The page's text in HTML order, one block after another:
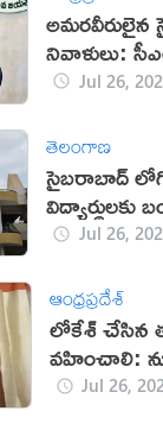
అమరవీరులైన
నివాళులు:
Jul 26,
తెలంగాణ
సైబరాబాద్‌
విద్యార్థులకు
Jul 26,
ఆంధ్రప్రదేశ్
లోకేశ్ చేసిన
వహించాలి:
Jul 26,